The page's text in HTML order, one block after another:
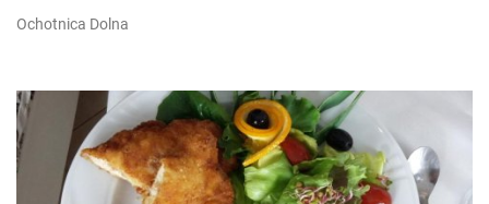
Ochotnica Dolna